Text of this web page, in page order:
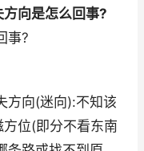
向是怎么回事?
事?
方向(迷向):不知该
位(即分不看东南